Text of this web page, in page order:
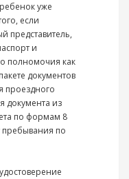
уже
если
представитель,
и
полномочия как
документов
проездного
документа из
по формам 8
пребывания по